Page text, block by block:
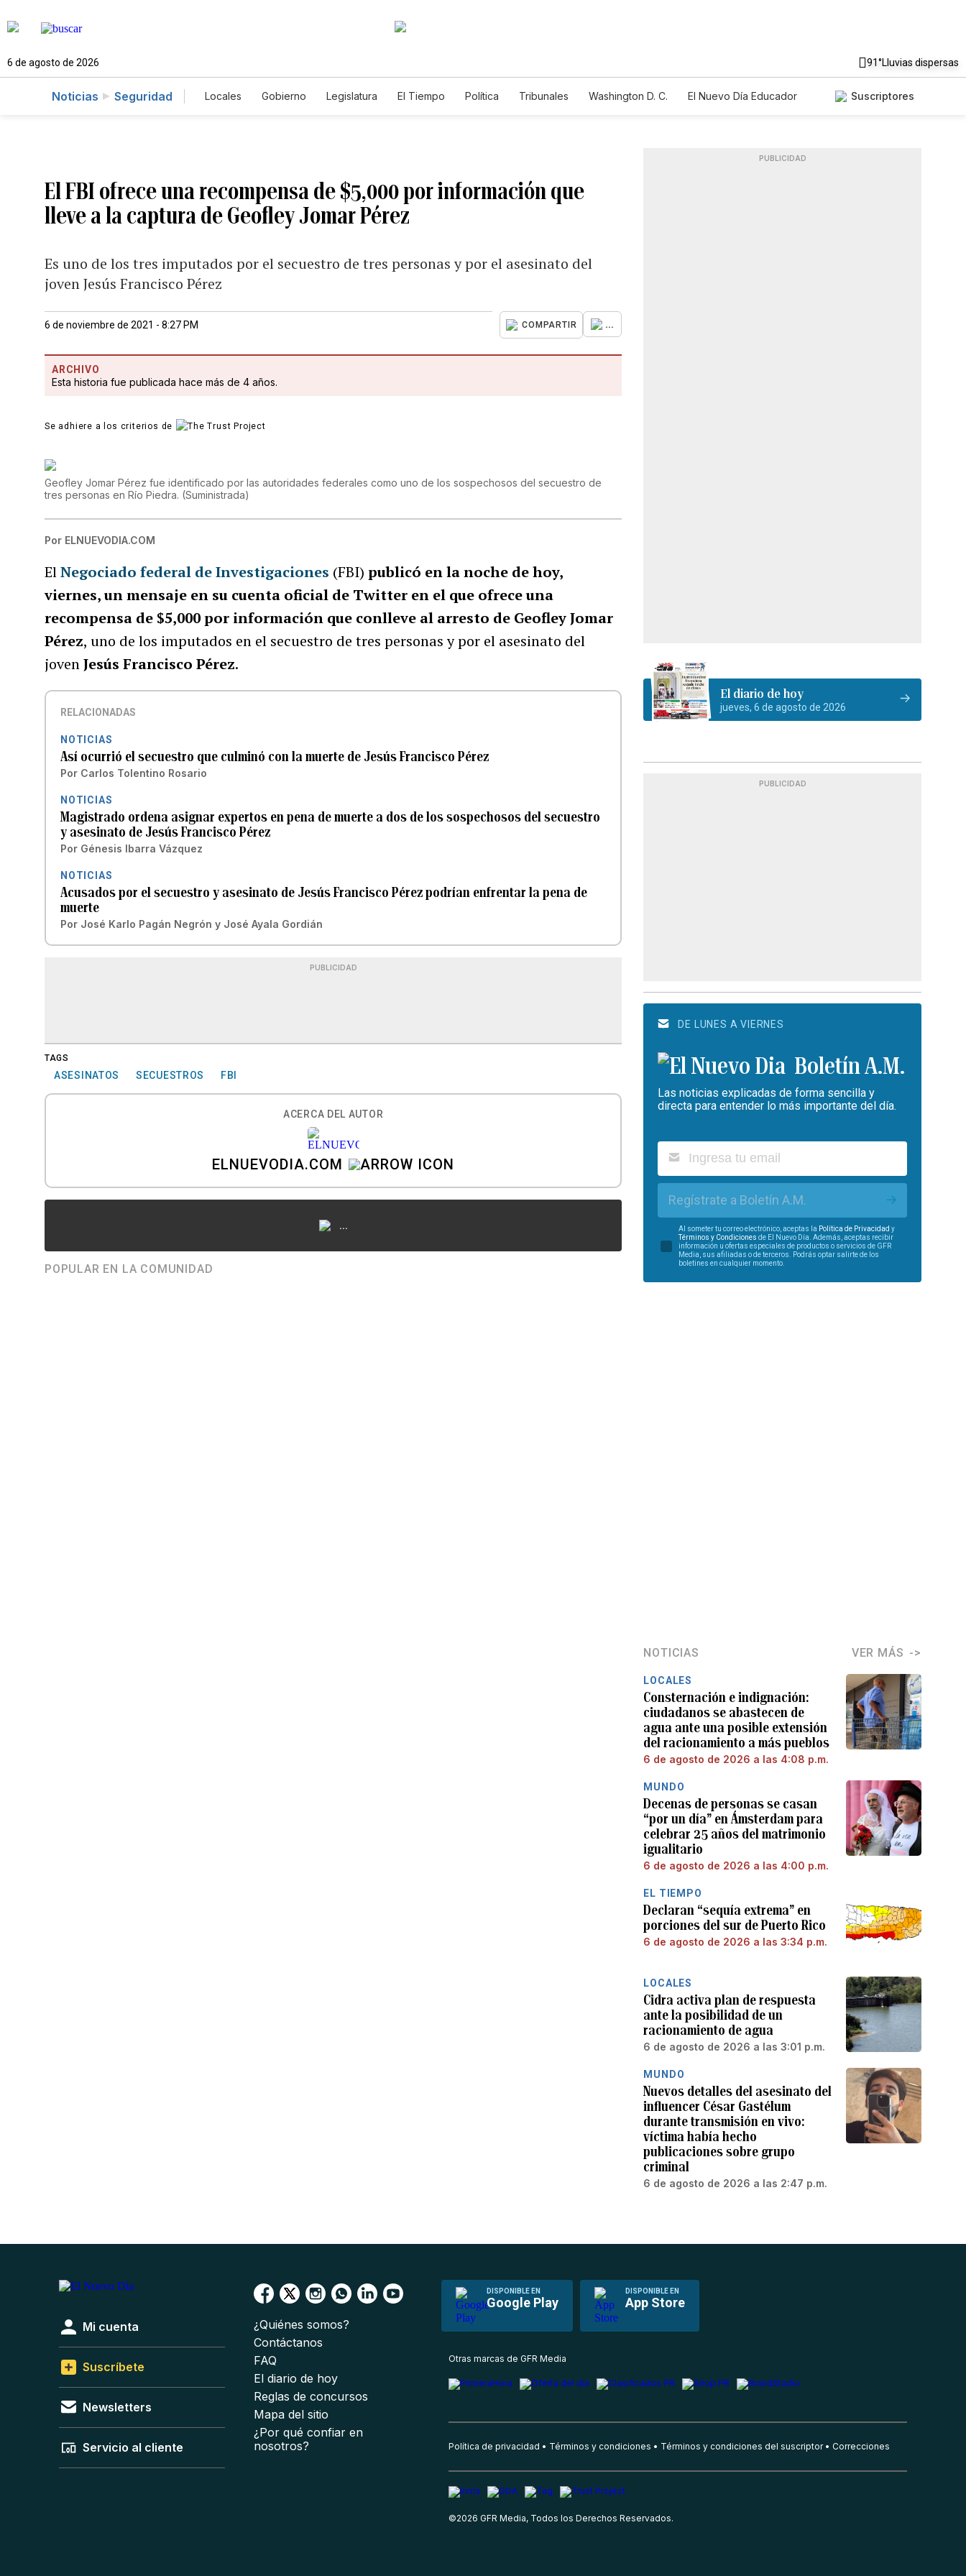
6 de agosto de 2026 91°Lluvias dispersas
Noticias Seguridad Locales Gobierno Legislatura El Tiempo Política Tribunales Washington D. C.
El Nuevo Día Educador
Suscriptores
El FBI ofrece una recompensa de $5,000 por información que
lleve a la captura de Geofley Jomar Pérez
Es uno de los tres imputados por el secuestro de tres personas y por el asesinato del
joven Jesús Francisco Pérez
6 de noviembre de 2021 - 8:27 PM COMPARTIR ...
ARCHIVO
Esta historia fue publicada hace más de 4 años.
Se adhiere a los criterios de
Geofley Jomar Pérez fue identificado por las autoridades federales como uno de los sospechosos del secuestro de
tres personas en Río Piedra. (Suministrada)
Por ELNUEVODIA.COM
ElNegociado federal de Investigaciones (FBI)publicó en la noche de hoy,
viernes, un mensaje en su cuenta oficial de Twitter en el que ofrece una
recompensa de $5,000 por información que conlleve al arresto de Geofley Jomar
Pérez, uno de los imputados en el secuestro de tres personas y por el asesinato del
jovenJesús Francisco Pérez.
RELACIONADAS
NOTICIAS
Así ocurrió el secuestro que culminó con la muerte de Jesús Francisco Pérez
Por Carlos Tolentino Rosario
NOTICIAS
Magistrado ordena asignar expertos en pena de muerte a dos de los sospechosos del secuestro
y asesinato de Jesús Francisco Pérez
Por Génesis Ibarra Vázquez
NOTICIAS
Acusados por el secuestro y asesinato de Jesús Francisco Pérez podrían enfrentar la pena de
muerte
Por José Karlo Pagán Negrón y José Ayala Gordián
PUBLICIDAD
TAGS
ASESINATOS SECUESTROS FBI
ACERCA DEL AUTOR
ELNUEVODIA.COM
...
POPULAR EN LA COMUNIDAD
PUBLICIDAD
El diario de hoy
jueves, 6 de agosto de 2026
PUBLICIDAD
DE LUNES A VIERNES
Boletín A.M.
Las noticias explicadas de forma sencilla y
directa para entender lo más importante del día.
Regístrate a Boletín A.M.
Al someter tu correo electrónico, aceptas la Política de Privacidad y
Términos y Condiciones de El Nuevo Día. Además, aceptas recibir
información u ofertas especiales de productos o servicios de GFR
Media, sus afiliadas o de terceros. Podrás optar salirte de los
boletines en cualquier momento.
NOTICIAS VER MÁS
LOCALES
Consternación e indignación:
ciudadanos se abastecen de
agua ante una posible extensión
del racionamiento a más pueblos
6 de agosto de 2026 a las 4:08 p.m.
MUNDO
Decenas de personas se casan
“por un día” en Ámsterdam para
celebrar 25 años del matrimonio
igualitario
6 de agosto de 2026 a las 4:00 p.m.
EL TIEMPO
Declaran “sequía extrema” en
porciones del sur de Puerto Rico
6 de agosto de 2026 a las 3:34 p.m.
LOCALES
Cidra activa plan de respuesta
ante la posibilidad de un
racionamiento de agua
6 de agosto de 2026 a las 3:01 p.m.
MUNDO
Nuevos detalles del asesinato del
influencer César Gastélum
durante transmisión en vivo:
víctima había hecho
publicaciones sobre grupo
criminal
6 de agosto de 2026 a las 2:47 p.m.
DISPONIBLE EN
Google Play
DISPONIBLE EN
App Store
Mi cuenta
Suscríbete
Newsletters
Servicio al cliente
¿Quiénes somos?
Contáctanos
FAQ
El diario de hoy
Reglas de concursos
Mapa del sitio
¿Por qué confiar en
nosotros?
Otras marcas de GFR Media
Política de privacidad Términos y condiciones Términos y condiciones del suscriptor Correcciones
©2026 GFR Media, Todos los Derechos Reservados.